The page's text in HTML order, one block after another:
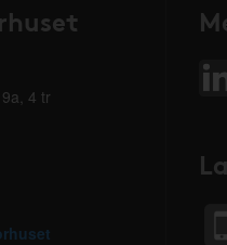
4 tr